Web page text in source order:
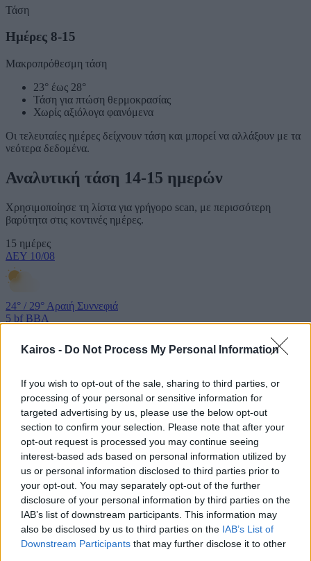
Kairos - Do Not Process My Personal Information
If you wish to opt-out of the sale, sharing to third parties, or
processing of your personal or sensitive information for
targeted advertising by us, please use the below opt-out
section to confirm your selection. Please note that after your
opt-out request is processed you may continue seeing
interest-based ads based on personal information utilized by
us or personal information disclosed to third parties prior to
your opt-out. You may separately opt-out of the further
disclosure of your personal information by third parties on the
IAB’s list of downstream participants. This information may
also be disclosed by us to third parties on the IAB’s List of
Downstream Participants that may further disclose it to other
Τάση
Ημέρες 8-15
Μακροπρόθεσμη τάση
23° έως 28°
Τάση για πτώση θερμοκρασίας
Χωρίς αξιόλογα φαινόμενα
Οι τελευταίες ημέρες δείχνουν τάση και μπορεί να αλλάξουν με τα
νεότερα δεδομένα.
Αναλυτική τάση 14-15 ημερών
Χρησιμοποίησε τη λίστα για γρήγορο scan, με περισσότερη
βαρύτητα στις κοντινές ημέρες.
15 ημέρες
ΔΕΥ 10/08
24° / 29° Αραιή Συννεφιά
5 bf ΒΒΑ
ΤΡΙ 11/08
Καθαρός καιρός
5 bf
ΤΕΤ 12/08
Καθαρός καιρός
4 bf
ΠΕΜ 13/08